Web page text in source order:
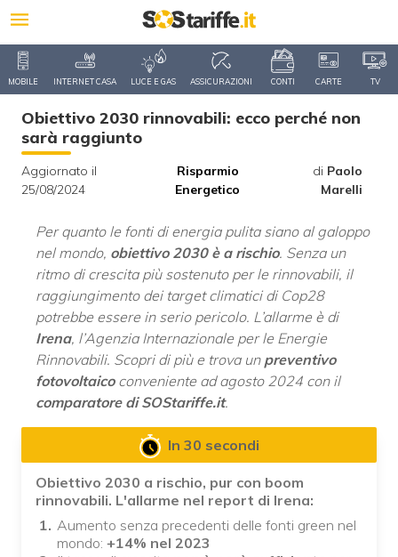
MOBILE INTERNET CASA LUCE E GAS ASSICURAZIONI CONTI CARTE TV
Obiettivo 2030 rinnovabili: ecco perché non
sarà raggiunto
Aggiornato il
25/08/2024
Risparmio
Energetico
di Paolo
Marelli
Per quanto le fonti di energia pulita siano al galoppo
nel mondo, obiettivo 2030 è a rischio. Senza un
ritmo di crescita più sostenuto per le rinnovabili, il
raggiungimento dei target climatici di Cop28
potrebbe essere in serio pericolo. L’allarme è di
Irena, l’Agenzia Internazionale per le Energie
Rinnovabili. Scopri di più e trova un preventivo
fotovoltaicoconveniente ad agosto 2024 con il
comparatore di SOStariffe.it.
In 30 secondi
Obiettivo 2030 a rischio, pur con boom
rinnovabili. L'allarme nel report di Irena:
Aumento senza precedenti delle fonti green nel
mondo: +14% nel 2023